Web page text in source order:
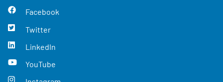
Facebook
Twitter
LinkedIn
YouTube